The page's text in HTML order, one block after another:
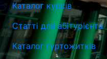
Каталог курсів
Статті для абітурієнта
Каталог гуртожитків